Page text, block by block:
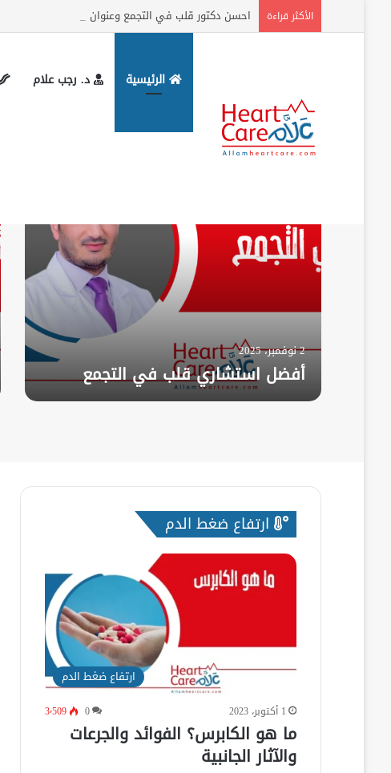
الأكثر قراءة احسن دكتور قلب في التجمع وعنوان المركز وارقام التواصل
الرئيسية د. رجب علام
جديد الموقع
2 نوفمبر، 2025
أفضل استشاري قلب في التجمع
ارتفاع ضغط الدم
ارتفاع ضغط الدم
1 أكتوبر، 2023 0 3٬509
ما هو الكابرس؟ الفوائد والجرعات
والآثار الجانبية